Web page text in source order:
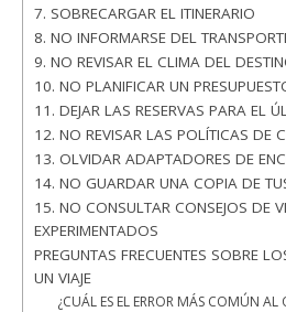
7. SOBRECARGAR EL ITINERARIO
8. NO INFORMARSE DEL
9. NO REVISAR EL CLIMA DEL
10. NO PLANIFICAR UN
11. DEJAR LAS RESERVAS PARA EL
12. NO REVISAR LAS POLÍTICAS DE
13. OLVIDAR ADAPTADORES DE
14. NO GUARDAR UNA COPIA DE
15. NO CONSULTAR CONSEJOS DE
EXPERIMENTADOS
PREGUNTAS FRECUENTES SOBRE
UN VIAJE
¿CUÁL ES EL ERROR MÁS COMÚN AL